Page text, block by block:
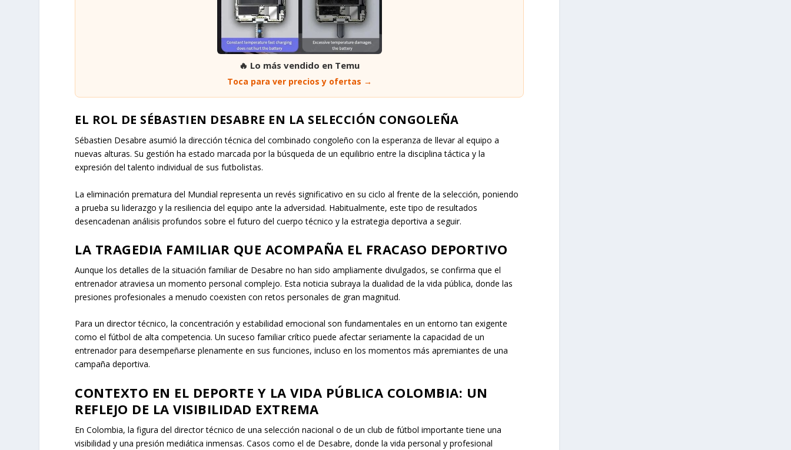
🔥 Lo más vendido en Temu
Toca para ver precios y ofertas →
EL ROL DE SÉBASTIEN DESABRE EN LA SELECCIÓN CONGOLEÑA
Sébastien Desabre asumió la dirección técnica del combinado congoleño con la esperanza de llevar al equipo a
nuevas alturas. Su gestión ha estado marcada por la búsqueda de un equilibrio entre la disciplina táctica y la
expresión del talento individual de sus futbolistas.
La eliminación prematura del Mundial representa un revés significativo en su ciclo al frente de la selección, poniendo
a prueba su liderazgo y la resiliencia del equipo ante la adversidad. Habitualmente, este tipo de resultados
desencadenan análisis profundos sobre el futuro del cuerpo técnico y la estrategia deportiva a seguir.
LA TRAGEDIA FAMILIAR QUE ACOMPAÑA EL FRACASO DEPORTIVO
Aunque los detalles de la situación familiar de Desabre no han sido ampliamente divulgados, se confirma que el
entrenador atraviesa un momento personal complejo. Esta noticia subraya la dualidad de la vida pública, donde las
presiones profesionales a menudo coexisten con retos personales de gran magnitud.
Para un director técnico, la concentración y estabilidad emocional son fundamentales en un entorno tan exigente
como el fútbol de alta competencia. Un suceso familiar crítico puede afectar seriamente la capacidad de un
entrenador para desempeñarse plenamente en sus funciones, incluso en los momentos más apremiantes de una
campaña deportiva.
CONTEXTO EN EL DEPORTE Y LA VIDA PÚBLICA COLOMBIA: UN
REFLEJO DE LA VISIBILIDAD EXTREMA
En Colombia, la figura del director técnico de una selección nacional o de un club de fútbol importante tiene una
visibilidad y una presión mediática inmensas. Casos como el de Desabre, donde la vida personal y profesional